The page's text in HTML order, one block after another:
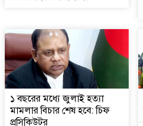
১ বছরের মধ্যে জুলাই হত্যা
মামলার বিচার শেষ হবে: চিফ
প্রসিকিউটর